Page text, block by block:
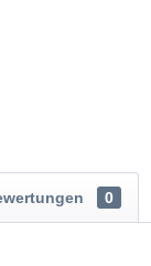
0